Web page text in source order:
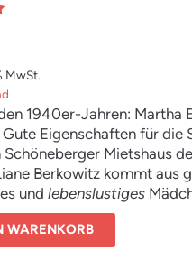
in denen er alles verlor.
Geschichte über
MwSt.
1940er-Jahren: Martha
Eigenschaften für die
Schöneberger Mietshaus
Berkowitz kommt aus
und lebenslustiges
– und den
Jahrzehnte
entlang,
WARENKORB